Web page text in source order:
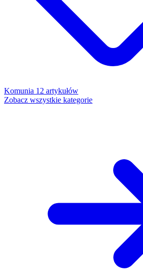
Komunia 12 artykułów
Zobacz wszystkie kategorie